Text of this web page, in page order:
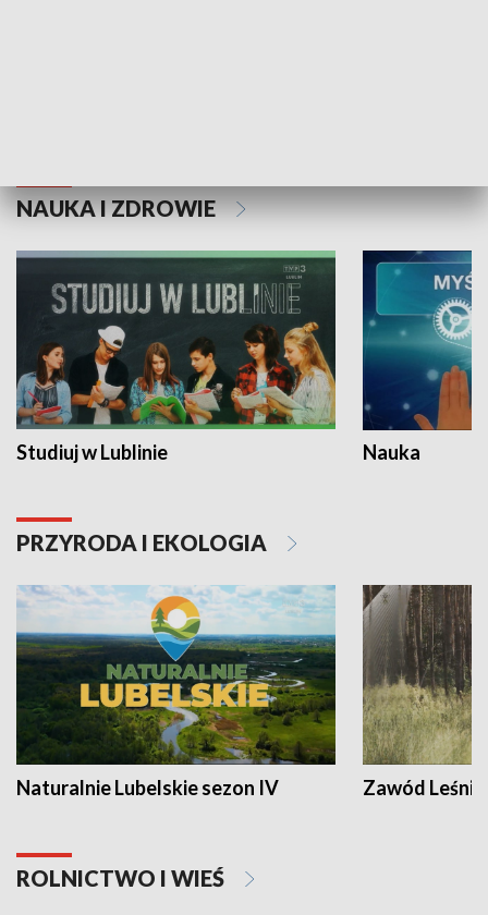
NAUKA I ZDROWIE
Studiuj w Lublinie Nauka
PRZYRODA I EKOLOGIA
Naturalnie Lubelskie sezon IV Zawód Leśnik
ROLNICTWO I WIEŚ